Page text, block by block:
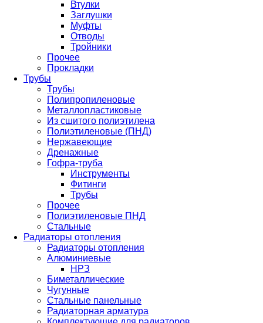
Втулки
Заглушки
Муфты
Отводы
Тройники
Прочее
Прокладки
Трубы
Трубы
Полипропиленовые
Металлопластиковые
Из сшитого полиэтилена
Полиэтиленовые (ПНД)
Нержавеющие
Дренажные
Гофра-труба
Инструменты
Фитинги
Трубы
Прочее
Полиэтиленовые ПНД
Стальные
Радиаторы отопления
Радиаторы отопления
Алюминиевые
НРЗ
Биметаллические
Чугунные
Стальные панельные
Радиаторная арматура